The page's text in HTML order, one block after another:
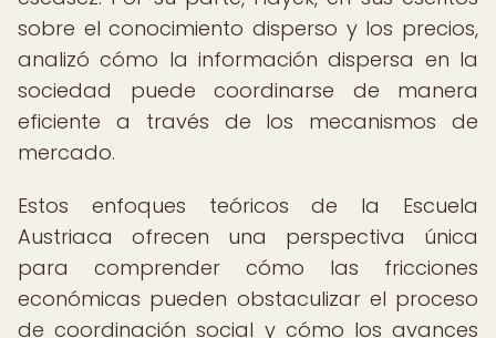
sobre el conocimiento disperso y los precios,
analizó cómo la información dispersa en la
sociedad puede coordinarse de manera
eficiente a través de los mecanismos de
mercado.
Estos enfoques teóricos de la Escuela
Austriaca ofrecen una perspectiva única
para comprender cómo las fricciones
económicas pueden obstaculizar el proceso
de coordinación social y cómo los avances